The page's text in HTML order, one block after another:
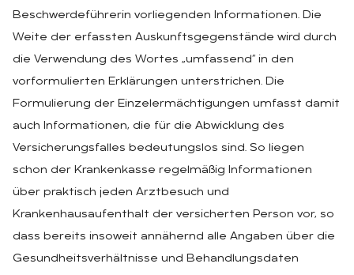
Beschwerdeführerin vorliegenden Informationen. Die
Weite der erfassten Auskunftsgegenstände wird durch
die Verwendung des Wortes „umfassend“ in den
vorformulierten Erklärungen unterstrichen. Die
Formulierung der Einzelermächtigungen umfasst damit
auch Informationen, die für die Abwicklung des
Versicherungsfalles bedeutungslos sind. So liegen
schon der Krankenkasse regelmäßig Informationen
über praktisch jeden Arztbesuch und
Krankenhausaufenthalt der versicherten Person vor, so
dass bereits insoweit annähernd alle Angaben über die
Gesundheitsverhältnisse und Behandlungsdaten